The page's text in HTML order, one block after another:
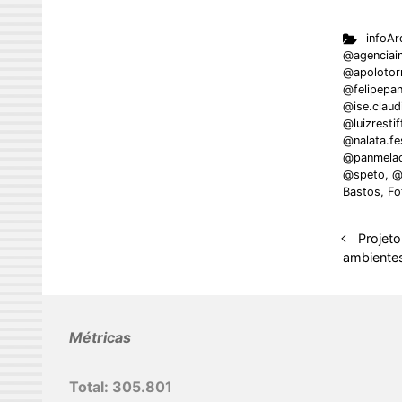
k
e
d
I
n
@speto,
Bastos,
Métricas
Total: 305.801